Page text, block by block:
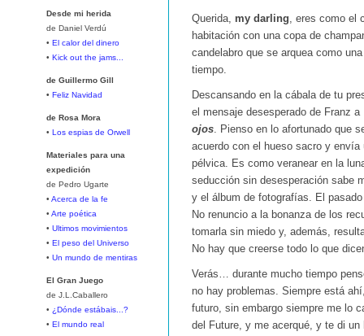
Desde mi herida
de Daniel Verdú
• El calor del dinero
• Kick out the jams...
de Guillermo Gill
• Feliz Navidad
de Rosa Mora
• Los espias de Orwell
Materiales para una
expedición
de Pedro Ugarte
• Acerca de la fe
• Arte poética
• Ultimos movimientos
• El peso del Universo
• Un mundo de mentiras
El Gran Juego
de J.L.Caballero
• ¿Dónde estábais...?
• El mundo real
Querida, my darling, eres como el
habitación con una copa de
candelabro que se arquea como
tiempo.
Descansando en la cábala de tu
el mensaje desesperado de Franz
ojos. Pienso en lo afortunado que
acuerdo con el hueso sacro y envía
pélvica. Es como veranear en la
seducción sin desesperación sabe
y el álbum de fotografías. El
No renuncio a la bonanza de los
tomarla sin miedo y, además,
No hay que creerse todo lo que
Verás… durante mucho tiempo
no hay problemas. Siempre está
futuro, sin embargo siempre me lo
del Future, y me acerqué, y te di